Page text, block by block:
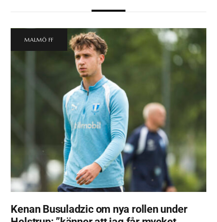
MALMÖ FF
Kenan Busuladzic om nya rollen under